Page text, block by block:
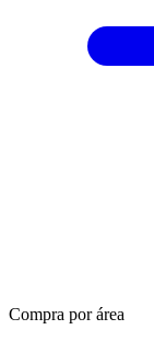
Compra por área